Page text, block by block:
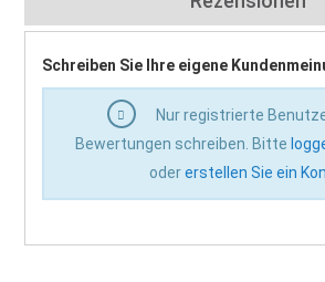
Schreiben Sie Ihre eigene
Nur registrierte
Bewertungen schreiben. Bitte
odererstellen Sie ein